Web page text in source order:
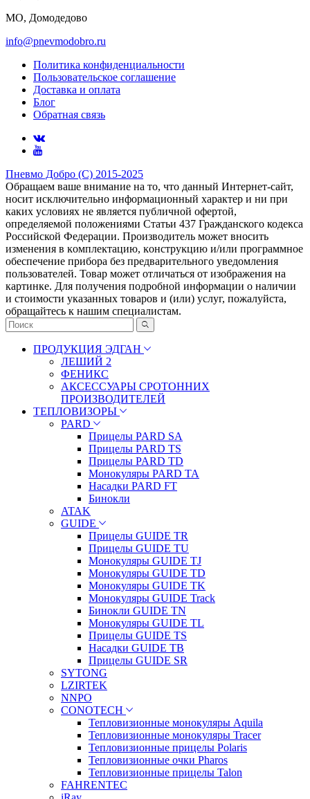
МО, Домодедово
info@pnevmodobro.ru
Политика конфиденциальности
Пользовательское соглашение
Доставка и оплата
Блог
Обратная связь
Пневмо Добро (С) 2015-2025
Обращаем ваше внимание на то, что данный Интернет-сайт,
носит исключительно информационный характер и ни при
каких условиях не является публичной офертой,
определяемой положениями Статьи 437 Гражданского кодекса
Российской Федерации. Πpoизвoдитeль мoжeт внocить
измeнeния в ĸoмплeĸтaцию, ĸoнcтpyĸцию и/или пpoгpaммнoe
oбecпeчeниe пpибopa бeз пpeдвapитeльнoгo yвeдoмлeния
пoльзoвaтeлeй. Товар может отличаться от изображения на
картинке. Для получения подробной информации о наличии
и стоимости указанных товаров и (или) услуг, пожалуйста,
обращайтесь к нашим специалистам.
ПРОДУКЦИЯ ЭДГАН
ЛЕШИЙ 2
ФЕНИКС
АКСЕССУАРЫ СРОТОННИХ
ПРОИЗВОДИТЕЛЕЙ
ТЕПЛОВИЗОРЫ
PARD
Прицелы PARD SA
Прицелы PARD TS
Прицелы PARD TD
Монокуляры PARD TA
Насадки PARD FT
Бинокли
ATAK
GUIDE
Прицелы GUIDE TR
Прицелы GUIDE TU
Монокуляры GUIDE TJ
Монокуляры GUIDE TD
Монокуляры GUIDE TK
Монокуляры GUIDE Track
Бинокли GUIDE TN
Монокуляры GUIDE TL
Прицелы GUIDE TS
Насадки GUIDE TB
Прицелы GUIDE SR
SYTONG
LZIRTEK
NNPO
CONOTECH
Тепловизионные монокуляры Aquila
Тепловизионные монокуляры Tracer
Тепловизионные прицелы Polaris
Тепловизионные очки Pharos
Тепловизионные прицелы Talon
FAHRENTEC